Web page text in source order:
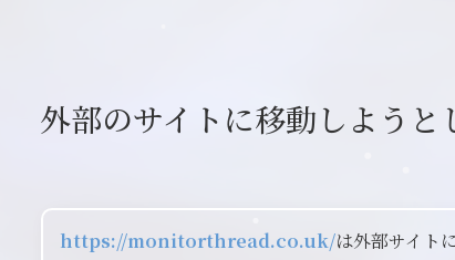
外部のサイトに移動しようと
https://monitorthread.co.uk/は外部サイト